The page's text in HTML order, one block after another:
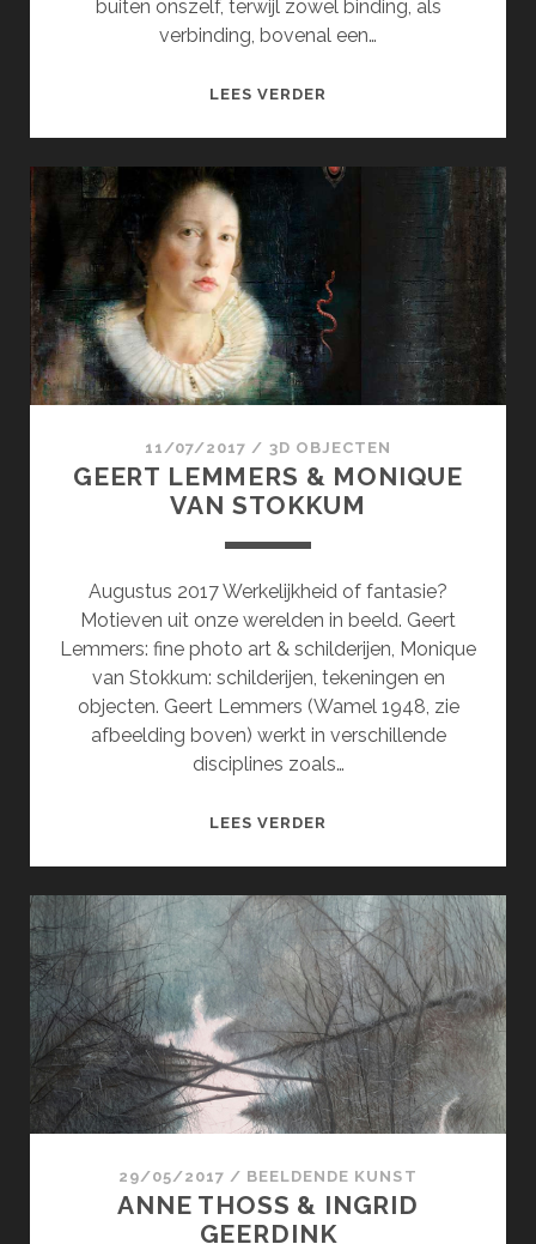
buiten onszelf, terwijl zowel binding, als
verbinding, bovenal een…
LEES VERDER
&
11/07/2017 / 3D OBJECTEN
GEERT LEMMERS & MONIQUE
VAN STOKKUM
Augustus 2017 Werkelijkheid of fantasie?
Motieven uit onze werelden in beeld. Geert
Lemmers: fine photo art & schilderijen, Monique
van Stokkum: schilderijen, tekeningen en
objecten. Geert Lemmers (Wamel 1948, zie
afbeelding boven) werkt in verschillende
disciplines zoals…
LEES VERDER
MONIQUE
VAN
STOKKUM
29/05/2017 / BEELDENDE KUNST
ANNE THOSS & INGRID
GEERDINK